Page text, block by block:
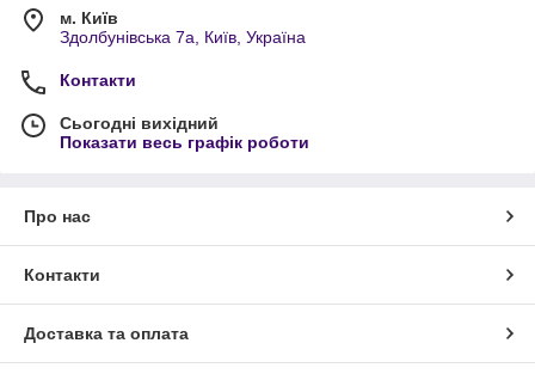
м. Київ
Здолбунівська 7а, Київ, Україна
Контакти
Сьогодні вихідний
Показати весь графік роботи
Про нас
Контакти
Доставка та оплата